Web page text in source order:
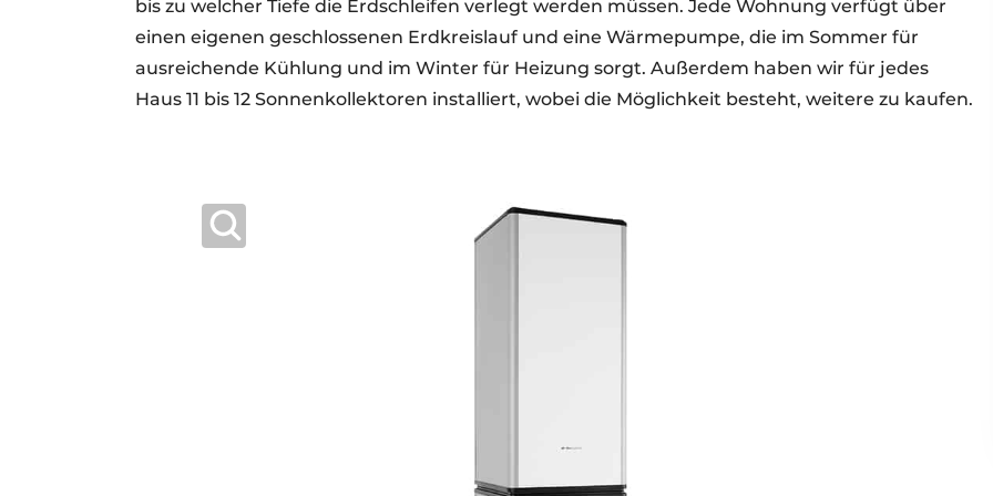
bis zu welcher Tiefe die Erdschleifen verlegt werden müssen. Jede Wohnung verfügt über
einen eigenen geschlossenen Erdkreislauf und eine Wärmepumpe, die im Sommer für
ausreichende Kühlung und im Winter für Heizung sorgt. Außerdem haben wir für jedes
Haus 11 bis 12 Sonnenkollektoren installiert, wobei die Möglichkeit besteht, weitere zu kaufen.